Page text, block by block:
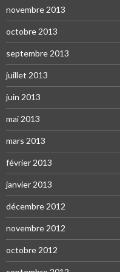
novembre 2013
octobre 2013
septembre 2013
juillet 2013
juin 2013
mai 2013
mars 2013
février 2013
janvier 2013
décembre 2012
novembre 2012
octobre 2012